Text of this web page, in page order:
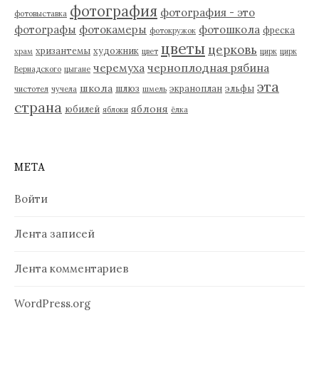
фотовыставка фотография фотография - это
фотографы фотокамеры фотокружок фотошкола фреска
храм хризантемы художник цвет цветы церковь цирк цирк
Вернадского цыгане черемуха черноплодная рябина
чистотел чучела школа шлюз шмель экраноплан эльфы эта
страна юбилей яблоки яблоня ёлка
МЕТА
Войти
Лента записей
Лента комментариев
WordPress.org